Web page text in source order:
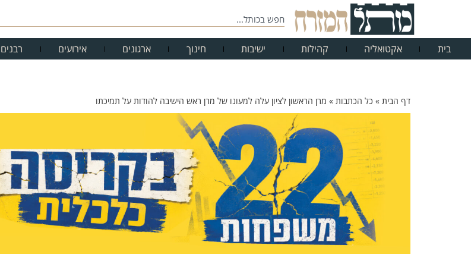
בית אקטואליה קהילות ישיבות חינוך ארגונים אירועים רבנים
דף הבית » כל הכתבות » מרן הראשון לציון עלה למעונו של מרן ראש הישיבה להודות על תמיכתו